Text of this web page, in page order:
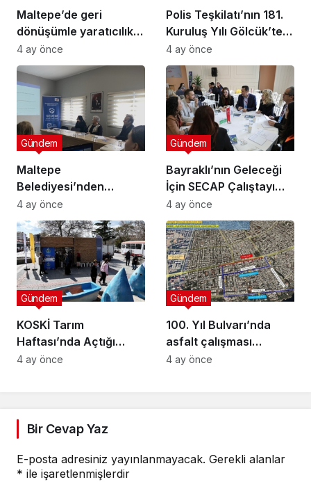
Maltepe’de geri
dönüşümle yaratıcılık
buluştu
4 ay önce
Polis Teşkilatı’nın 181.
Kuruluş Yılı Gölcük’te
Törenle Kutlandı
4 ay önce
Maltepe
Belediyesi’nden
Muhtarlara Toplumsal
Cinsiyet Eşitliği
Semineri
Gündem
4 ay önce
Bayraklı’nın Geleceği
İçin SECAP Çalıştayı
Düzenlendi
Gündem
4 ay önce
KOSKİ Tarım
Haftası’nda Açtığı
Stantta Su Tasarrufu
Gündem
4 ay önce
100. Yıl Bulvarı’nda
asfalt çalışması
gerçekleştirilecek
Gündem
4 ay önce
Bir Cevap Yaz
E-posta adresiniz yayınlanmayacak. Gerekli alanlar
* ile işaretlenmişlerdir